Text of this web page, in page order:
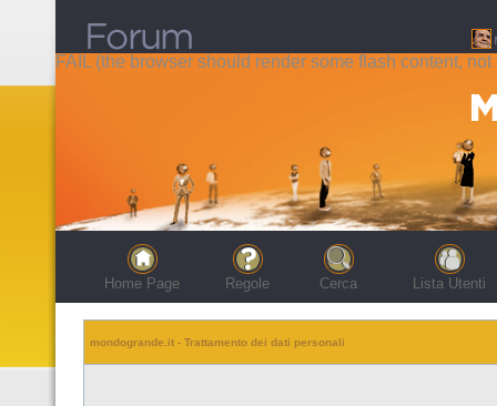
FAIL (the browser should render some flash content, not
Home Page Regole Cerca Lista Utenti
mondogrande.it - Trattamento dei dati personali